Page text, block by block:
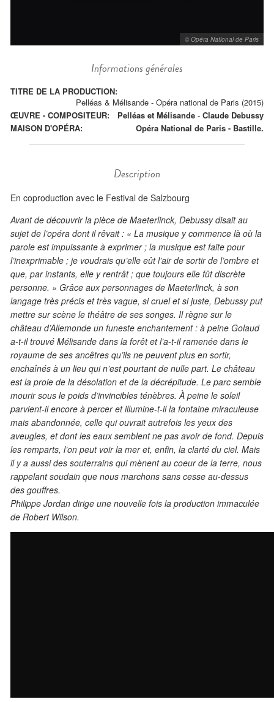
© Opéra National de Paris
Informations générales
TITRE DE LA PRODUCTION:
Pelléas & Mélisande - Opéra national de Paris (2015)
ŒUVRE - COMPOSITEUR:
Pelléas et Mélisande - Claude Debussy
MAISON D'OPÉRA:
Opéra National de Paris - Bastille.
Description
En coproduction avec le Festival de Salzbourg
Avant de découvrir la pièce de Maeterlinck, Debussy disait au
sujet de l’opéra dont il rêvait : « La musique y commence là où la
parole est impuissante à exprimer ; la musique est faite pour
l’inexprimable ; je voudrais qu’elle eût l’air de sortir de l’ombre et
que, par instants, elle y rentrât ; que toujours elle fût discrète
personne. » Grâce aux personnages de Maeterlinck, à son
langage très précis et très vague, si cruel et si juste, Debussy put
mettre sur scène le théâtre de ses songes. Il règne sur le
château d’Allemonde un funeste enchantement : à peine Golaud
a-t-il trouvé Mélisande dans la forêt et l’a-t-il ramenée dans le
royaume de ses ancêtres qu’ils ne peuvent plus en sortir,
enchaînés à un lieu qui n’est pourtant de nulle part. Le château
est la proie de la désolation et de la décrépitude. Le parc semble
mourir sous le poids d’invincibles ténèbres. À peine le soleil
parvient-il encore à percer et illumine-t-il la fontaine miraculeuse
mais abandonnée, celle qui ouvrait autrefois les yeux des
aveugles, et dont les eaux semblent ne pas avoir de fond. Depuis
les remparts, l’on peut voir la mer et, enfin, la clarté du ciel. Mais
il y a aussi des souterrains qui mènent au coeur de la terre, nous
rappelant soudain que nous marchons sans cesse au-dessus
des gouffres.
Philippe Jordan dirige une nouvelle fois la production immaculée
de Robert Wilson.